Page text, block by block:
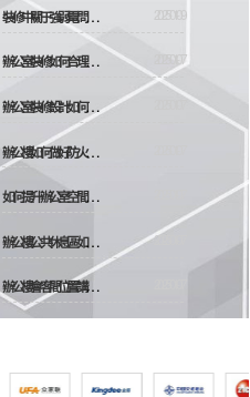
裝
修中關于強弱電問題
辦
公室裝修如何合理安排成本預算
辦
公室裝修設計如何節省成本 
辦
公樓如何做好防火措施
如
何提升辦公室空間格調
辦
公樓公共休息區如何布局 2025-01-07
辦
公樓會客間位置講究